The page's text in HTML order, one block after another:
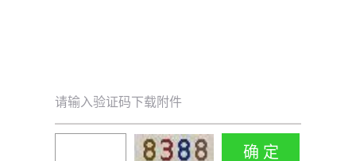
请输入验证码下载附件